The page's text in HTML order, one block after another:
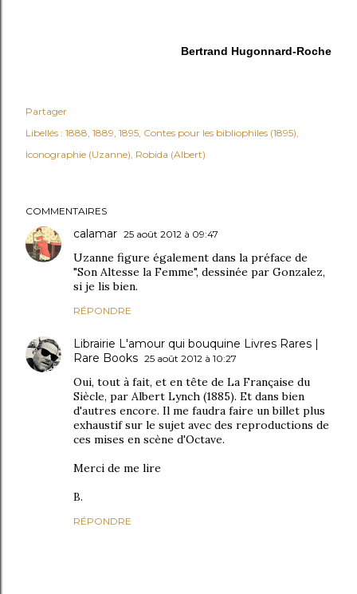
Bertrand Hugonnard-Roche
Partager
Libellés : 1888 1889 1895 Contes pour les bibliophiles (1895)
Iconographie (Uzanne) Robida (Albert)
COMMENTAIRES
calamar 25 août 2012 à 09:47
Uzanne figure également dans la préface de
"Son Altesse la Femme", dessinée par Gonzalez,
si je lis bien.
RÉPONDRE
Librairie L'amour qui bouquine Livres Rares |
Rare Books 25 août 2012 à 10:27
Oui, tout à fait, et en tête de La Française du
Siècle, par Albert Lynch (1885). Et dans bien
d'autres encore. Il me faudra faire un billet plus
exhaustif sur le sujet avec des reproductions de
ces mises en scène d'Octave.
Merci de me lire
B.
RÉPONDRE